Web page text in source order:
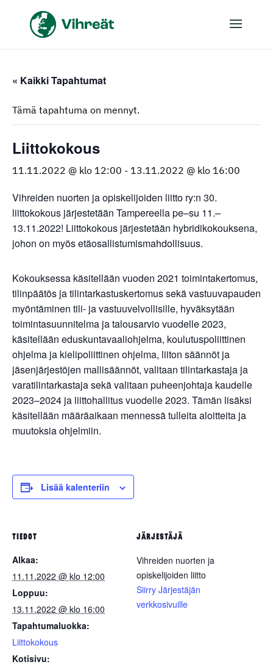
« Kaikki Tapahtumat
Tämä tapahtuma on mennyt.
Liittokokous
11.11.2022 @ klo 12:00 - 13.11.2022 @ klo 16:00
Vihreiden nuorten ja opiskelijoiden liitto ry:n 30.
liittokokous järjestetään Tampereella pe–su 11.–
13.11.2022! Liittokokous järjestetään hybridikokouksena,
johon on myös etäosallistumismahdollisuus.
Kokouksessa käsitellään vuoden 2021 toimintakertomus,
tilinpäätös ja tilintarkastuskertomus sekä vastuuvapauden
myöntäminen tili- ja vastuuvelvollisille, hyväksytään
toimintasuunnitelma ja talousarvio vuodelle 2023,
käsitellään eduskuntavaaliohjelma, koulutuspoliittinen
ohjelma ja kielipoliittinen ohjelma, liiton säännöt ja
jäsenjärjestöjen mallisäännöt, valitaan tilintarkastaja ja
varatilintarkastaja sekä valitaan puheenjohtaja kaudelle
2023–2024 ja liittohallitus vuodelle 2023. Tämän lisäksi
käsitellään määräaikaan mennessä tulleita aloitteita ja
muutoksia ohjelmiin.
Lisää kalenteriin
TIEDOT
Alkaa:
11.11.2022 @ klo 12:00
Loppuu:
13.11.2022 @ klo 16:00
Tapahtumaluokka:
Liittokokous
Kotisivu:
JÄRJESTÄJÄ
Vihreiden nuorten ja
opiskelijoiden liitto
Siirry Järjestäjän
verkkosivuille